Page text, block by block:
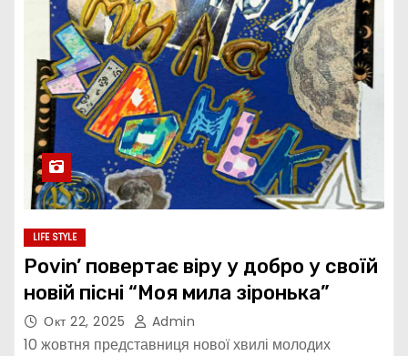
LIFE STYLE
Povin’ повертає віру у добро у своїй
новій пісні “Моя мила зіронька”
Окт 22, 2025 Admin
10 жовтня представниця нової хвилі молодих